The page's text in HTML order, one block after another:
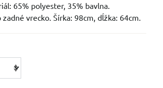
65% polyester, 35% bavlna.
vrecko. Šírka: 98cm, dĺžka: 64cm.